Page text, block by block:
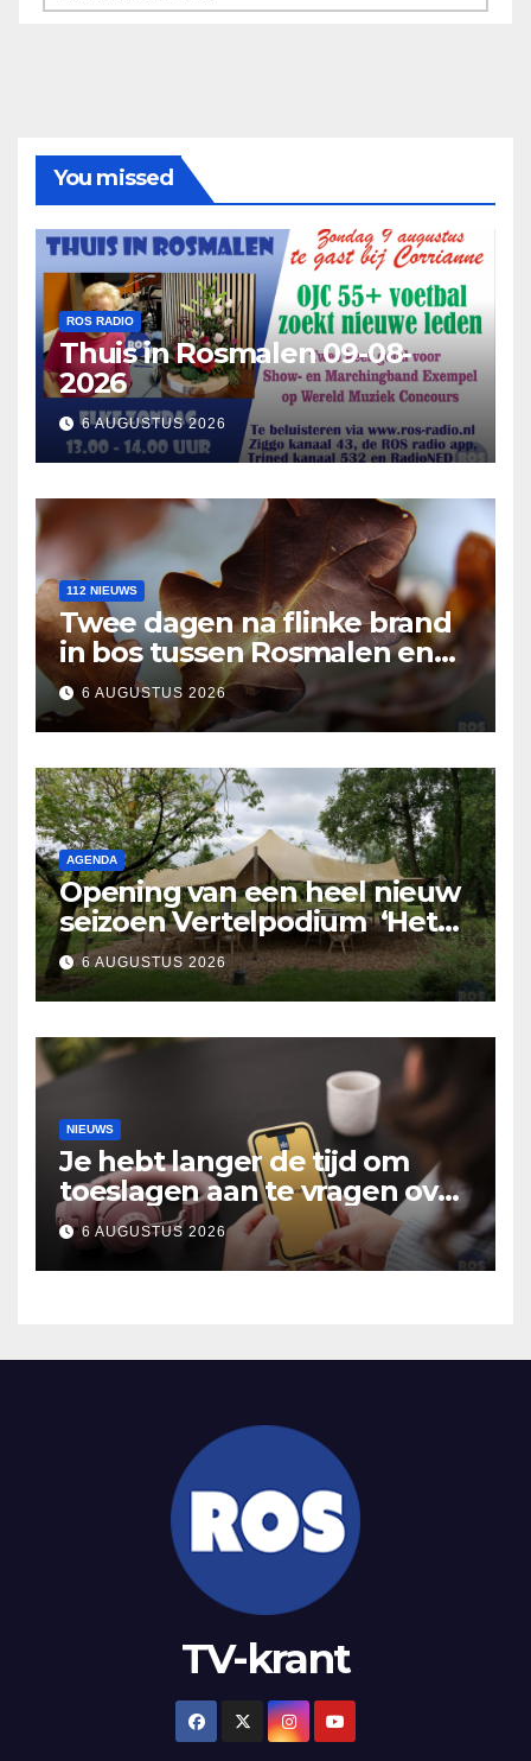
You missed
ROS RADIO
Thuis in Rosmalen 09-08-
2026
6 AUGUSTUS 2026
112 NIEUWS
Twee dagen na flinke brand
in bos tussen Rosmalen en
Nuland
6 AUGUSTUS 2026
AGENDA
Opening van een heel nieuw
seizoen Vertelpodium ‘Het
Lopende Vuur’. Landelijke
verhalen in Bomentuin D’n
Hooidonk
6 AUGUSTUS 2026
NIEUWS
Je hebt langer de tijd om
toeslagen aan te vragen over
2025
6 AUGUSTUS 2026
TV-krant